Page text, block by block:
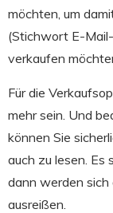
möchten, um
(Stichwort E-
verkaufen
Für die
mehr sein. Und
können Sie
auch zu lesen. Es
dann werden sich
ausreißen.